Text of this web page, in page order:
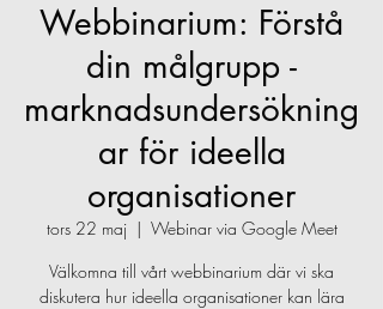
Webbinarium: Förstå
din målgrupp -
marknadsundersökning
ar för ideella
organisationer
tors 22 maj
  |
Webinar via Google Meet
Välkomna till vårt webbinarium där vi ska
diskutera hur ideella organisationer kan lära